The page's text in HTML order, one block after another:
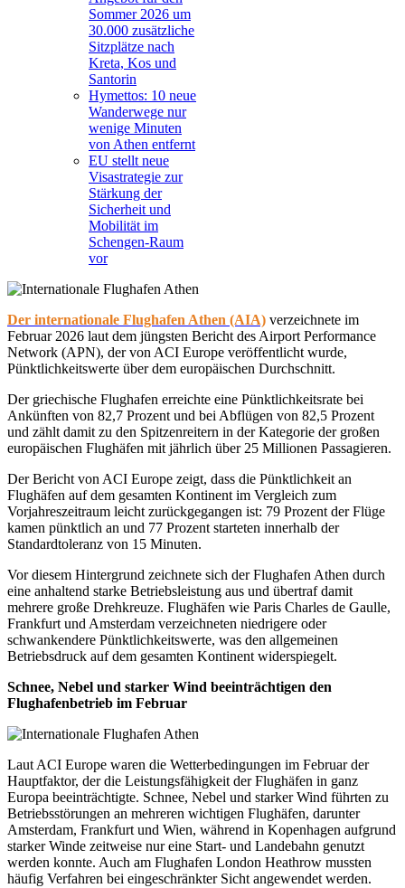
Sommer 2026 um
30.000 zusätzliche
Sitzplätze nach
Kreta, Kos und
Santorin
Hymettos: 10 neue
Wanderwege nur
wenige Minuten
von Athen entfernt
EU stellt neue
Visastrategie zur
Stärkung der
Sicherheit und
Mobilität im
Schengen-Raum
vor
Der internationale Flughafen Athen (AIA) verzeichnete im
Februar 2026 laut dem jüngsten Bericht des Airport Performance
Network (APN), der von ACI Europe veröffentlicht wurde,
Pünktlichkeitswerte über dem europäischen Durchschnitt.
Der griechische Flughafen erreichte eine Pünktlichkeitsrate bei
Ankünften von 82,7 Prozent und bei Abflügen von 82,5 Prozent
und zählt damit zu den Spitzenreitern in der Kategorie der großen
europäischen Flughäfen mit jährlich über 25 Millionen Passagieren.
Der Bericht von ACI Europe zeigt, dass die Pünktlichkeit an
Flughäfen auf dem gesamten Kontinent im Vergleich zum
Vorjahreszeitraum leicht zurückgegangen ist: 79 Prozent der Flüge
kamen pünktlich an und 77 Prozent starteten innerhalb der
Standardtoleranz von 15 Minuten.
Vor diesem Hintergrund zeichnete sich der Flughafen Athen durch
eine anhaltend starke Betriebsleistung aus und übertraf damit
mehrere große Drehkreuze. Flughäfen wie Paris Charles de Gaulle,
Frankfurt und Amsterdam verzeichneten niedrigere oder
schwankendere Pünktlichkeitswerte, was den allgemeinen
Betriebsdruck auf dem gesamten Kontinent widerspiegelt.
Schnee, Nebel und starker Wind beeinträchtigen den
Flughafenbetrieb im Februar
Laut ACI Europe waren die Wetterbedingungen im Februar der
Hauptfaktor, der die Leistungsfähigkeit der Flughäfen in ganz
Europa beeinträchtigte. Schnee, Nebel und starker Wind führten zu
Betriebsstörungen an mehreren wichtigen Flughäfen, darunter
Amsterdam, Frankfurt und Wien, während in Kopenhagen aufgrund
starker Winde zeitweise nur eine Start- und Landebahn genutzt
werden konnte. Auch am Flughafen London Heathrow mussten
häufig Verfahren bei eingeschränkter Sicht angewendet werden.